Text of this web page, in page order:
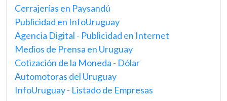
Cerrajerías en Paysandú
Publicidad en InfoUruguay
Agencia Digital - Publicidad en Internet
Medios de Prensa en Uruguay
Cotización de la Moneda - Dólar
Automotoras del Uruguay
InfoUruguay - Listado de Empresas